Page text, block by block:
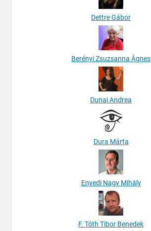
Dettre Gábor
Berényi Zsuzsanna Ágnes
Dunai Andrea
Dura Márta
Enyedi Nagy Mihály
F. Tóth Tibor Benedek